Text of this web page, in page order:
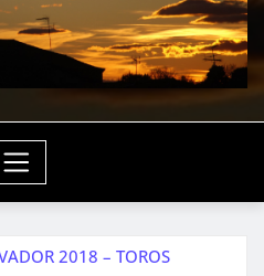
2018 – TOROS